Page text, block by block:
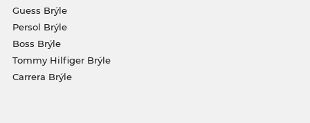
Guess Brýle
Persol Brýle
Boss Brýle
Tommy Hilfiger Brýle
Carrera Brýle